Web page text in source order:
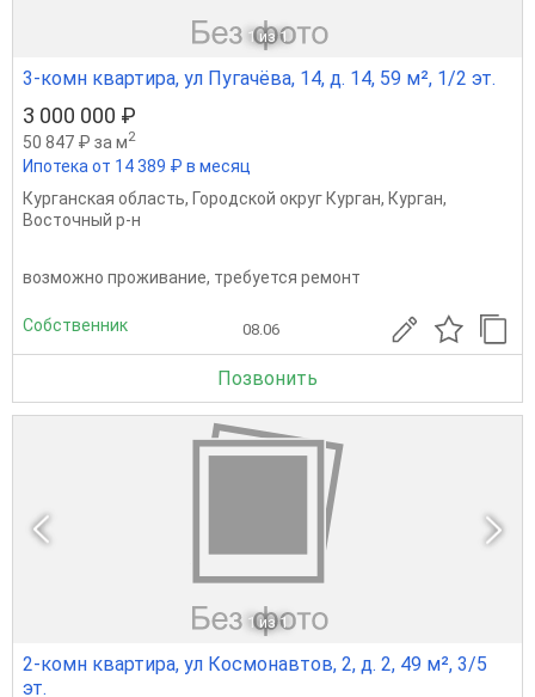
1 из 1
3-комн квартира, ул Пугачёва, 14, д. 14, 59 м², 1/2 эт.
3 000 000 ₽
50 847 ₽ за м2
Ипотека от 14 389 ₽ в месяц
Курганская область, Городской округ Курган, Курган,
Восточный р-н
возможно проживание, требуется ремонт
Собственник 08.06
Позвонить
1 из 1
2-комн квартира, ул Космонавтов, 2, д. 2, 49 м², 3/5
эт.